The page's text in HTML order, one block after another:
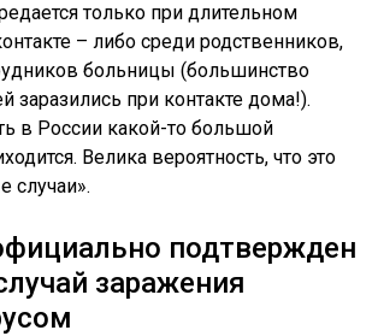
только при длительном
– либо среди родственников,
больницы (большинство
заразились при контакте дома!).
в России какой-то большой
Велика вероятность, что это
случаи».
подтвержден
заражения